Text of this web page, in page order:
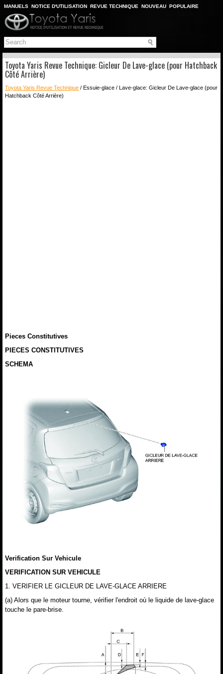
MANUELS NOTICE D'UTILISATION REVUE TECHNIQUE NOUVEAU POPULAIRE
PLAN DU SITE
CHERCHER
Toyota Yaris Revue Technique: Gicleur De Lave-glace (pour Hatchback
Côté Arrière)
Toyota Yaris Revue Technique / Essuie-glace / Lave-glace: Gicleur De Lave-glace (pour
Hatchback Côté Arrière)
Pieces Constitutives
PIECES CONSTITUTIVES
SCHEMA
Verification Sur Vehicule
VERIFICATION SUR VEHICULE
1. VERIFIER LE GICLEUR DE LAVE-GLACE ARRIERE
(a) Alors que le moteur tourne, vérifier l'endroit où le liquide de lave-glace
touche le pare-brise.